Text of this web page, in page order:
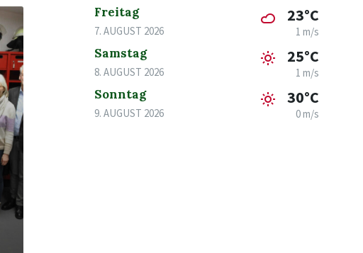
Freitag
7. AUGUST 2026
23°C
1 m/s
Samstag
8. AUGUST 2026
25°C
1 m/s
Sonntag
9. AUGUST 2026
30°C
0 m/s